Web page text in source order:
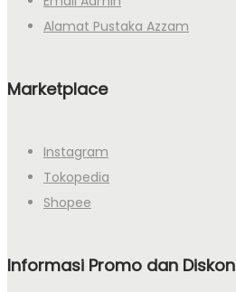
Alamat Pustaka Azzam
Marketplace
Instagram
Tokopedia
Shopee
Informasi Promo dan Diskon